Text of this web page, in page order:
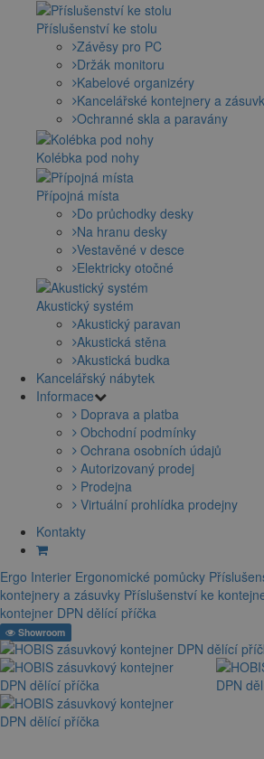
Příslušenství ke stolu
Závěsy pro PC
Držák monitoru
Kabelové organizéry
Kancelářské kontejnery a
Ochranné skla a paravány
Kolébka pod nohy
Přípojná místa
Do průchodky desky
Na hranu desky
Vestavěné v desce
Elektricky otočné
Akustický systém
Akustický paravan
Akustická stěna
Akustická budka
Kancelářský nábytek
Informace
Doprava a platba
Obchodní podmínky
Ochrana osobních údajů
Autorizovaný prodej
Prodejna
Virtuální prohlídka prodejny
Kontakty
Ergo Interier Ergonomické pomůcky
kontejnery a zásuvky Příslušenství ke
kontejner DPN dělící příčka
Showroom